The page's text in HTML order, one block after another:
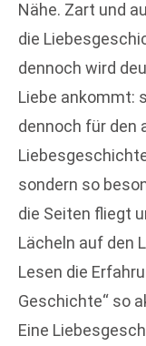
Nähe. Zart und
die
dennoch wird
Liebe ankommt:
dennoch für den
sondern so
die Seiten fliegt
Lächeln auf den
Lesen die
Geschichte“ so
Eine